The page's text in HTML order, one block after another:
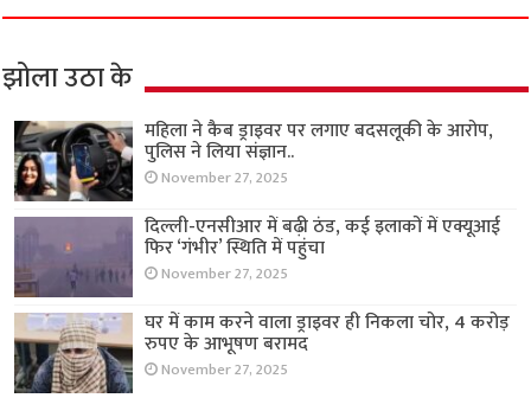
झोला उठा के
महिला ने कैब ड्राइवर पर लगाए बदसलूकी के आरोप,
पुलिस ने लिया संज्ञान..
November 27, 2025
दिल्ली-एनसीआर में बढ़ी ठंड, कई इलाकों में एक्यूआई
फिर ‘गंभीर’ स्थिति में पहुंचा
November 27, 2025
घर में काम करने वाला ड्राइवर ही निकला चोर, 4 करोड़
रुपए के आभूषण बरामद
November 27, 2025